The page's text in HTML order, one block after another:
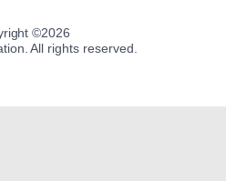
©2026
All rights reserved.